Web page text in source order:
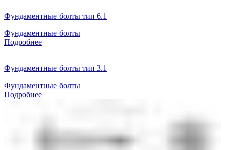
Фундаментные болты тип 6.1
Фундаментные болты
Подробнее
Фундаментные болты тип 3.1
Фундаментные болты
Подробнее